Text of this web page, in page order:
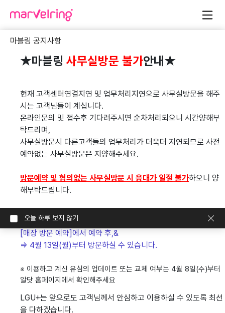
Previous Next
신청내역조회
가입신청내역조회
온라인 고객상담 자주 묻는 질문
모두가 만족하며 사용하는
<유심(USIM)업데이트 및 교체 안내>
고객님, 항상 LG U+를 이용해 주셔서 감사합니다.
보다 안전한 통신서비스 이용을 위한 유심 업데이트 및 무료 교체
안내 드립니다.
보안 수준을 한단계 강화하기 위한 조치로, 전 고객을 대상으로 진
행되니 참여 부탁드립니다.
•4월 13일(월)부터 매장 방문 필요없이
=> 알닷 홈페이지 내 [유심 업데이트]에서 간편하게 업데이트 가
능합니다.
•매장 방문을 희망하시는 고객은 4월 8일(수)부터 알닷 홈페이지
[매장 방문 예약]에서 예약 후,&
=> 4월 13일(월)부터 방문하실 수 있습니다.
※ 이용하고 계신 유심의 업데이트 또는 교체 여부는 4월 8일(수)부터
알닷 홈페이지에서 확인해주세요
LGU+는 앞으로도 고객님께서 안심하고 이용하실 수 있도록 최선
을 다하겠습니다.
마블링 공지사항
★마블링 사무실방문 불가안내★
현재 고객센터연결지연 및 업무처리지연으로 사무실방문을 해주
시는 고객님들이 계십니다.
온라인문의 및 접수후 기다려주시면 순차처리되오니 시간양해부
탁드리며,
사무실방문시 다른고객들의 업무처리가 더욱더 지연되므로 사전
예약없는 사무실방문은 지양해주세요.
방문예약 및 협의없는 사무실방문 시 응대가 일절 불가하오니 양
해부탁드립니다.
오늘 하루 보지 않기